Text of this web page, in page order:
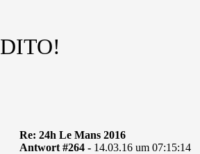
DITO!
Re: 24h Le Mans 2016
Antwort #264 - 14.03.16 um 07:15:14